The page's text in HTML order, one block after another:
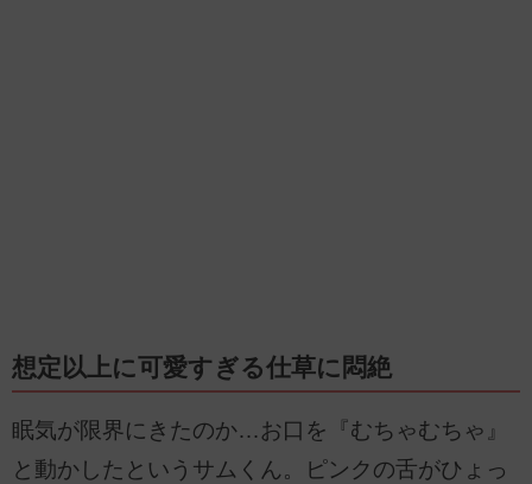
想定以上に可愛すぎる仕草に悶絶
眠気が限界にきたのか…お口を『むちゃむちゃ』
と動かしたというサムくん。ピンクの舌がひょっ